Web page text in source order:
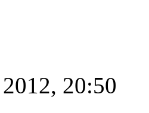
20:50